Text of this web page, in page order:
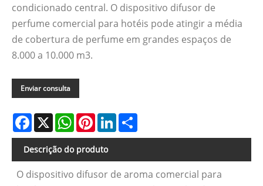
condicionado central. O dispositivo difusor de
perfume comercial para hotéis pode atingir a média
de cobertura de perfume em grandes espaços de
8.000 a 10.000 m3.
Enviar consulta
Facebook
X WhatsAppPinterestLinkedIn
Descrição do produto
O dispositivo difusor de aroma comercial para